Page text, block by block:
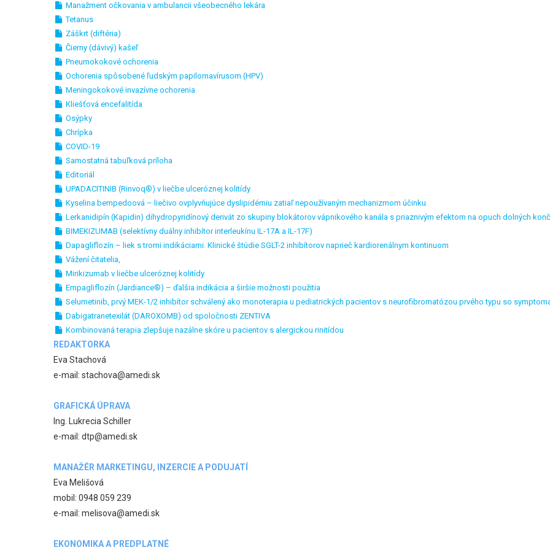
Manažment očkovania v ambulancii všeobecného lekára
Tetanus
Záškrt (diftéria)
Čierny (dávivý) kašeľ
Pneumokokové ochorenia
Ochorenia spôsobené ľudským papilomavírusom (HPV)
Meningokokové invazívne ochorenia
Kliešťová encefalitída
Osýpky
Chrípka
COVID-19
Samostatná tabuľková príloha
Editoriál
UPADACITINIB (Rinvoq®) v liečbe ulceróznej kolitídy
Kyselina bempedoová – liečivo ovplyvňujúce dyslipidémiu zatiaľ nepoužívaným mechanizmom účinku
Lerkanidipín (Kapidin) dihydropyridínový derivát zo skupiny blokátorov vápnikového kanála s priaznivým efektom na opuch dolných
BIMEKIZUMAB (selektívny duálny inhibítor interleukínu IL-17A a IL-17F)
Dapagliflozín – liek s tromi indikáciami. Klinické štúdie SGLT-2 inhibítorov naprieč kardiorenálnym kontinuom
Vážení čitatelia,
Mirikizumab v liečbe ulceróznej kolitídy
Empagliflozín (Jardiance®) – ďalšia indikácia a širšie možnosti použitia
Selumetinib, prvý MEK-1/2 inhibítor schválený ako monoterapia u pediatrických pacientov s neurofibromatózou prvého typu so
Dabigatranetexilát (DAROXOMB) od spoločnosti ZENTIVA
Kombinovaná terapia zlepšuje nazálne skóre u pacientov s alergickou rinitídou
REDAKTORKA
Eva Stachová
e-mail: stachova@amedi.sk
GRAFICKÁ ÚPRAVA
Ing. Lukrecia Schiller
e-mail: dtp@amedi.sk
MANAŽÉR MARKETINGU, INZERCIE A PODUJATÍ
Eva Melišová
mobil: 0948 059 239
e-mail: melisova@amedi.sk
EKONOMIKA A PREDPLATNÉ